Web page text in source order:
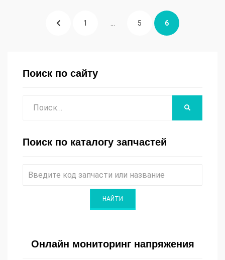
ПагинацияПРЕДЫДУЩАЯ
СТРАНИЦА
1 СТРАНИЦА
5 СТРАНИЦА
6
Поиск по сайту
Поиск по каталогу запчастей
Онлайн мониторинг напряжения